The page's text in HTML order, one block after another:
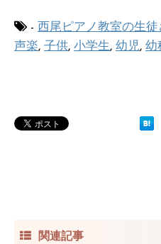
- 西尾ピアノ教室の生徒
声楽, 子供, 小学生, 幼児, 幼
関連記事